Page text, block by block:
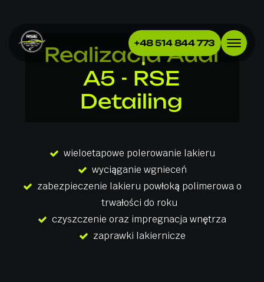
+48 514 844 773
Realizacja Audi
A5 - RSE
Detailing
wieloetapowe polerowanie lakieru
wyciąganie wgnieceń
zabezpieczenie lakieru powłoką polimerowa o
trwałości do roku
czyszczenie oraz impregnacja wnętrza
zaprawki lakiernicze